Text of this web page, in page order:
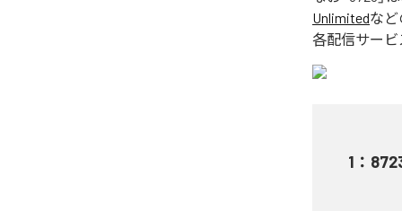
Unlimitedなど
各配信サービ
1 ：